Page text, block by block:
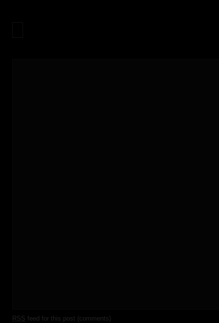
RSS feed for this post (comments)